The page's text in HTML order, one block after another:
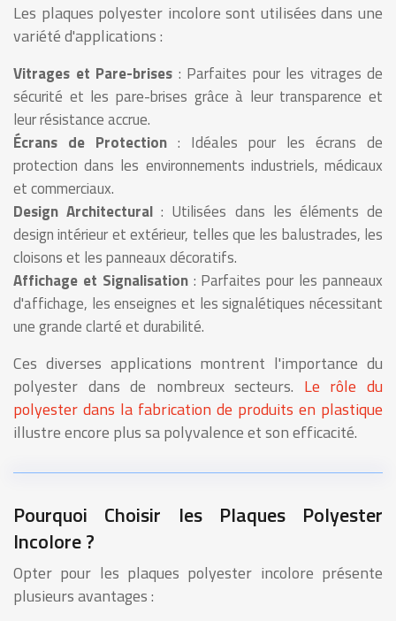
Les plaques polyester incolore sont utilisées dans une
variété d'applications :
Vitrages et Pare-brises : Parfaites pour les vitrages de
sécurité et les pare-brises grâce à leur transparence et
leur résistance accrue.
Écrans de Protection : Idéales pour les écrans de
protection dans les environnements industriels, médicaux
et commerciaux.
Design Architectural : Utilisées dans les éléments de
design intérieur et extérieur, telles que les balustrades, les
cloisons et les panneaux décoratifs.
Affichage et Signalisation: Parfaites pour les panneaux
d'affichage, les enseignes et les signalétiques nécessitant
une grande clarté et durabilité.
Ces diverses applications montrent l'importance du
polyester dans de nombreux secteurs. Le rôle du
polyester dans la fabrication de produits en plastique
illustre encore plus sa polyvalence et son efficacité.
Pourquoi Choisir les Plaques Polyester
Incolore ?
Opter pour les plaques polyester incolore présente
plusieurs avantages :